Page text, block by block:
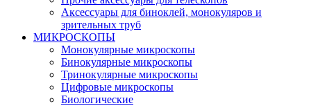
Аксессуары для биноклей, монокуляров и
зрительных труб
МИКРОСКОПЫ
Монокулярные микроскопы
Бинокулярные микроскопы
Тринокулярные микроскопы
Цифровые микроскопы
Биологические